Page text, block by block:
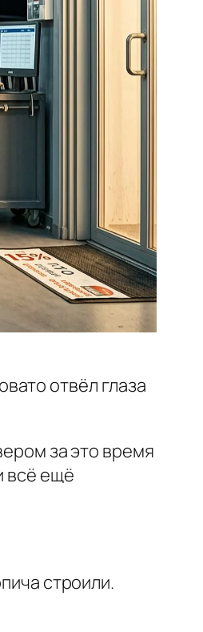
отвёл глаза
за это время
всё ещё
строили.